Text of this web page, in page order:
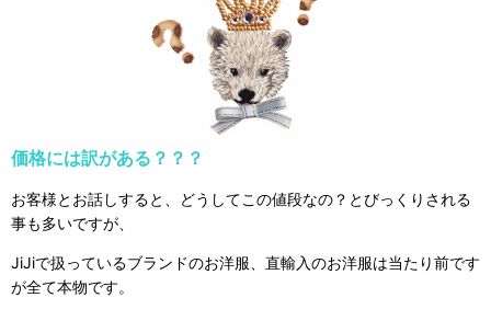
価格には訳がある？？？
お客様とお話しすると、どうしてこの値段なの？とびっくりされる
事も多いですが、
JiJiで扱っているブランドのお洋服、直輸入のお洋服は当たり前です
が全て本物です。